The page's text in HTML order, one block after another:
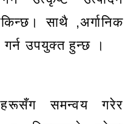
साथै ,अर्गानिक
उपयुक्त हुन्छ ।
समन्वय गरेर